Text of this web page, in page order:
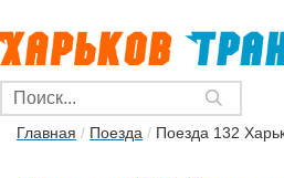
Главная / Поезда / Поезда 132